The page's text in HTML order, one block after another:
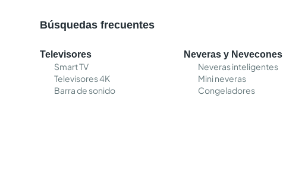
Búsquedas frecuentes
Televisores
Smart TV
Televisores 4K
Barra de sonido
Neveras y Nevecones
Neveras inteligentes
Mini neveras
Congeladores